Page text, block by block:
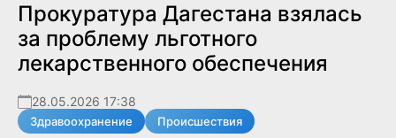
Прокуратура Дагестана взялась
за проблему льготного
лекарственного обеспечения
28.05.2026 17:38
Здравоохранение Происшествия